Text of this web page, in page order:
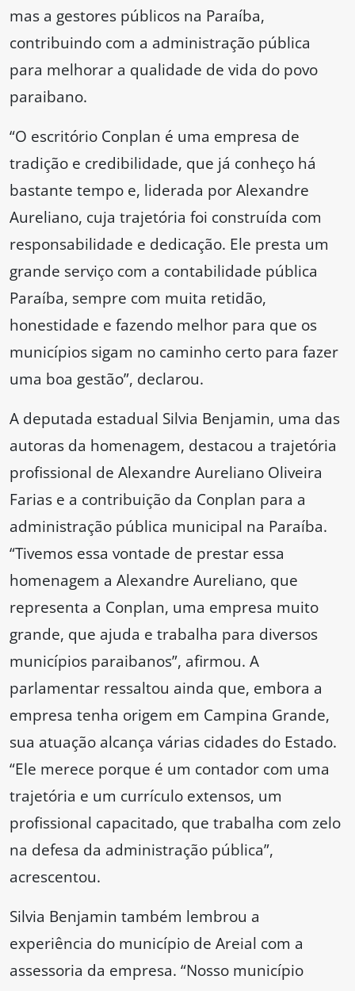
mas a gestores públicos na Paraíba,
contribuindo com a administração pública
para melhorar a qualidade de vida do povo
paraibano.
“O escritório Conplan é uma empresa de
tradição e credibilidade, que já conheço há
bastante tempo e, liderada por Alexandre
Aureliano, cuja trajetória foi construída com
responsabilidade e dedicação. Ele presta um
grande serviço com a contabilidade pública
Paraíba, sempre com muita retidão,
honestidade e fazendo melhor para que os
municípios sigam no caminho certo para fazer
uma boa gestão”, declarou.
A deputada estadual Silvia Benjamin, uma das
autoras da homenagem, destacou a trajetória
profissional de Alexandre Aureliano Oliveira
Farias e a contribuição da Conplan para a
administração pública municipal na Paraíba.
“Tivemos essa vontade de prestar essa
homenagem a Alexandre Aureliano, que
representa a Conplan, uma empresa muito
grande, que ajuda e trabalha para diversos
municípios paraibanos”, afirmou. A
parlamentar ressaltou ainda que, embora a
empresa tenha origem em Campina Grande,
sua atuação alcança várias cidades do Estado.
“Ele merece porque é um contador com uma
trajetória e um currículo extensos, um
profissional capacitado, que trabalha com zelo
na defesa da administração pública”,
acrescentou.
Silvia Benjamin também lembrou a
experiência do município de Areial com a
assessoria da empresa. “Nosso município